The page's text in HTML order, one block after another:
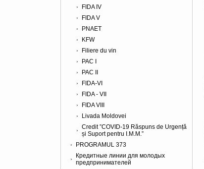
FIDA IV
FIDA V
PNAET
KFW
Filiere du vin
PAC I
PAC II
FIDA-VI
FIDA - VII
FIDA VIII
Livada Moldovei
Credit ”COVID-19 Răspuns de Urgență
și Suport pentru I.M.M.”
PROGRAMUL 373
Кредитные линии для молодых
предпринимателей